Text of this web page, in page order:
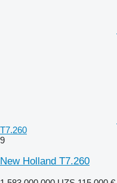
T7.260
9
New Holland T7.260